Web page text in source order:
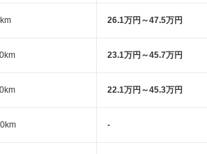
26.1万円～47.5万円
23.1万円～45.7万円
22.1万円～45.3万円
-